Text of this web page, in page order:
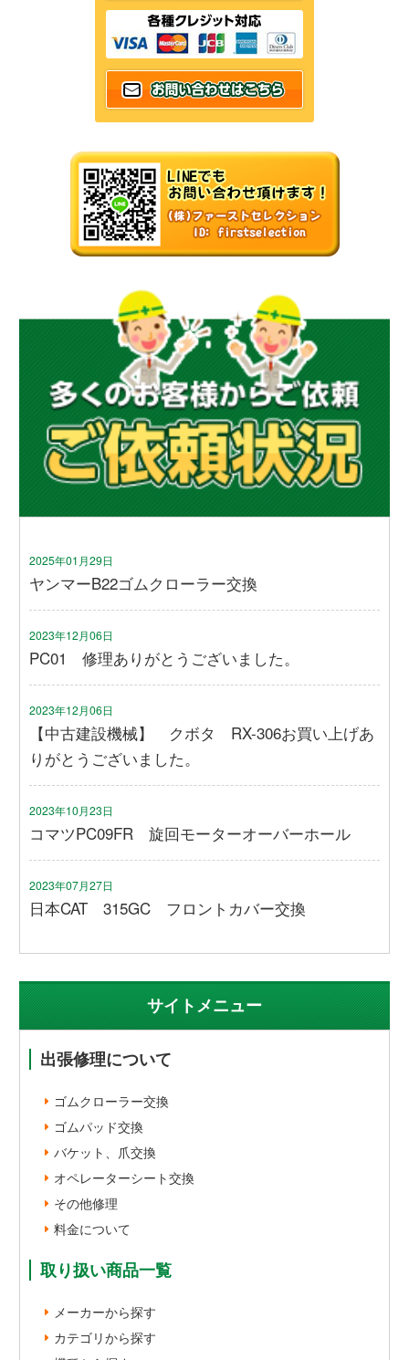
2025年01月29日
ヤンマーB22ゴムクローラー交換
2023年12月06日
PC01 修理ありがとうございました。
2023年12月06日
【中古建設機械】 クボタ RX-306お買い上げあ
りがとうございました。
2023年10月23日
コマツPC09FR 旋回モーターオーバーホール
2023年07月27日
日本CAT 315GC フロントカバー交換
サイトメニュー
出張修理について
ゴムクローラー交換
ゴムパッド交換
バケット、爪交換
オペレーターシート交換
その他修理
料金について
取り扱い商品一覧
メーカーから探す
カテゴリから探す